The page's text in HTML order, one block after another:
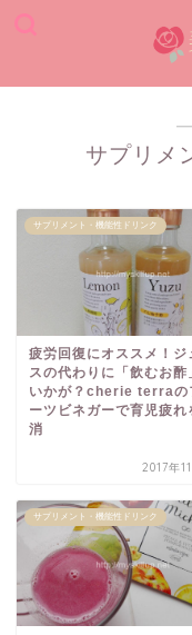
―
サプリメ
サプリメント・機能性ドリンク
疲労回復にオススメ！ジ
スの代わりに「飲むお酢
いかが？cherie terraの
ーツビネガーで育児疲れ
消
2017年
サプリメント・機能性ドリンク